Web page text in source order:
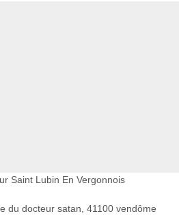
Saint Lubin En Vergonnois
du docteur satan, 41100 vendôme